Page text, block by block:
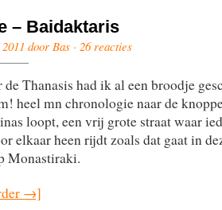
– Baidaktaris
door Bas · 26 reacties
Thanasis had ik al een broodje
heel mn chronologie naar de
loopt, een vrij grote straat waar
elkaar heen rijdt zoals dat gaat in
Monastiraki.
→]